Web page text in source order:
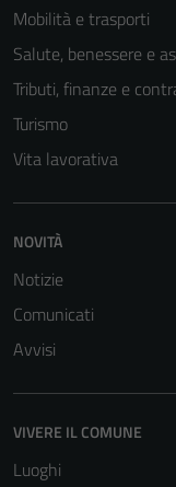
Mobilità e trasporti
Salute, benessere e
Tributi, finanze e
Turismo
Vita lavorativa
NOVITÀ
Notizie
Comunicati
Avvisi
VIVERE IL COMUNE
Luoghi